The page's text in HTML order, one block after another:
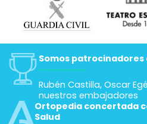
Somos
Rubén Castilla, Oscar
nuestros embajadores
Ortopedia concertada
Salud